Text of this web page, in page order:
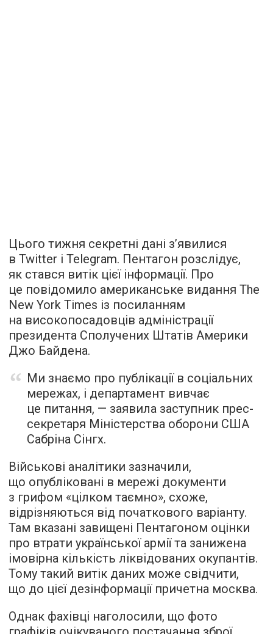
Цього тижня секретні дані зʼявилися
в Twitter і Telegram. Пентагон розслідує,
як стався витік цієї інформації. Про
це повідомило американське видання The
New York Times із посиланням
на високопосадовців адміністрації
президента Сполучених Штатів Америки
Джо Байдена.
Ми знаємо про публікації в соціальних
мережах, і департамент вивчає
це питання, — заявила заступник прес-
секретаря Міністерства оборони США
Сабріна Сінгх.
Військові аналітики зазначили,
що опубліковані в мережі документи
з грифом «цілком таємно», схоже,
відрізняються від початкового варіанту.
Там вказані завищені Пентагоном оцінки
про втрати української армії та занижена
імовірна кількість ліквідованих окупантів.
Тому такий витік даних може свідчити,
що до цієї дезінформації причетна москва.
Однак фахівці наголосили, що фото